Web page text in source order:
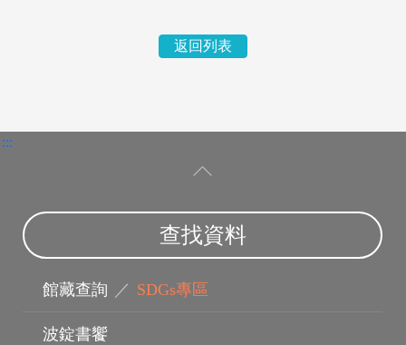
返回列表
:::
查找資料
館藏查詢 ／ SDGs專區
波錠書饗